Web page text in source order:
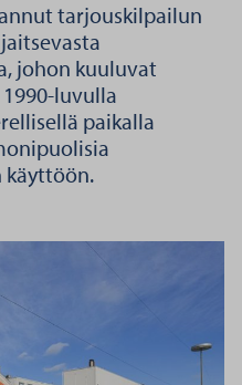
tarjouskilpailun
johon kuuluvat
luvulla
paikalla
käyttöön.